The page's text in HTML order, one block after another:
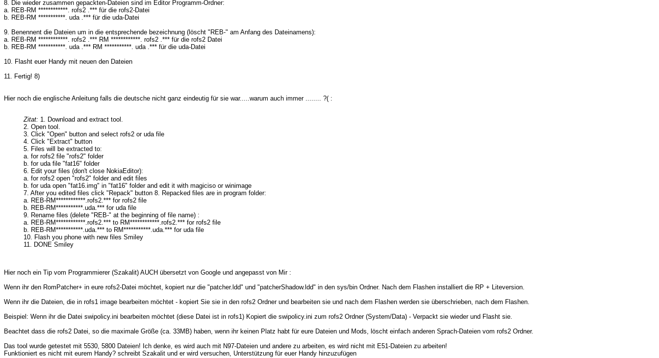
8. Die wieder zusammen gepackten-Dateien sind im Editor Programm-Ordner:
a. REB-RM ************. rofs2 .*** für die rofs2-Datei
b. REB-RM ***********. uda .*** für die uda-Datei
9. Benennent die Dateien um in die entsprechende bezeichnung (löscht "REB-" am Anfang des Dateinamens):
a. REB-RM ************. rofs2 .*** RM ************. rofs2 .*** für die rofs2 Datei
b. REB-RM ***********. uda .*** RM ***********. uda .*** für die uda-Datei
10. Flasht euer Handy mit neuen den Dateien
11. Fertig! 8)
Hier noch die englische Anleitung falls die deutsche nicht ganz eindeutig für sie war.....warum auch immer ........ ?( :
Zitat: 1. Download and extract tool.
2. Open tool.
3. Click "Open" button and select rofs2 or uda file
4. Click "Extract" button
5. Files will be extracted to:
a. for rofs2 file "rofs2" folder
b. for uda file "fat16" folder
6. Edit your files (don't close NokiaEditor):
a. for rofs2 open "rofs2" folder and edit files
b. for uda open "fat16.img" in "fat16" folder and edit it with magiciso or winimage
7. After you edited files click "Repack" button 8. Repacked files are in program folder:
a. REB-RM************.rofs2.*** for rofs2 file
b. REB-RM***********.uda.*** for uda file
9. Rename files (delete "REB-" at the beginning of file name) :
a. REB-RM************.rofs2.*** to RM************.rofs2.*** for rofs2 file
b. REB-RM***********.uda.*** to RM***********.uda.*** for uda file
10. Flash you phone with new files Smiley
11. DONE Smiley
Hier noch ein Tip vom Programmierer (Szakalit) AUCH übersetzt von Google und angepasst von Mir :
Wenn ihr den RomPatcher+ in eure rofs2-Datei möchtet, kopiert nur die "patcher.ldd" und "patcherShadow.ldd" in den sys/bin Ordner. Nach dem Flashen installiert die RP + Liteversion.
Wenn ihr die Dateien, die in rofs1 image bearbeiten möchtet - kopiert Sie sie in den rofs2 Ordner und bearbeiten sie und nach dem Flashen werden sie überschrieben, nach dem Flashen.
Beispiel: Wenn ihr die Datei swipolicy.ini bearbeiten möchtet (diese Datei ist in rofs1) Kopiert die swipolicy.ini zum rofs2 Ordner (System/Data) - Verpackt sie wieder und Flasht sie.
Beachtet dass die rofs2 Datei, so die maximale Größe (ca. 33MB) haben, wenn ihr keinen Platz habt für eure Dateien und Mods, löscht einfach anderen Sprach-Dateien vom rofs2 Ordner.
Das tool wurde getestet mit 5530, 5800 Dateien! Ich denke, es wird auch mit N97-Dateien und andere zu arbeiten, es wird nicht mit E51-Dateien zu arbeiten!
Funktioniert es nicht mit eurem Handy? schreibt Szakalit und er wird versuchen, Unterstützung für euer Handy hinzuzufügen